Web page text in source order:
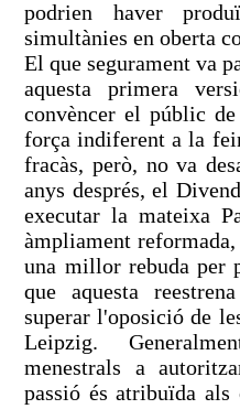
podrien haver
simultànies en oberta
El que segurament va
aquesta primera
convèncer el públic
força indiferent a la
fracàs, però, no va
anys després, el
executar la mateixa
àmpliament
una millor rebuda per
que aquesta
superar l'oposició de
Leipzig.
menestrals a
passió és atribuïda